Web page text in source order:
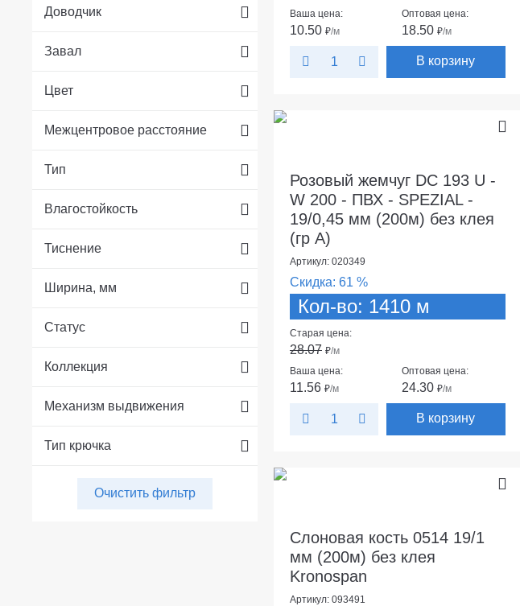
Доводчик
Завал
Цвет
Межцентровое расстояние
Тип
Влагостойкость
Тиснение
Ширина, мм
Статус
Коллекция
Механизм выдвижения
Тип крючка
Очистить фильтр
Ваша цена:
10.50 ₽/м
Оптовая цена:
18.50 ₽/м
В корзину
Розовый жемчуг DC 193 U -
W 200 - ПВХ - SPEZIAL -
19/0,45 мм (200м) без клея
(гр А)
Артикул: 020349
Скидка: 61 %
Кол-во: 1410 м
Старая цена:
28.07 ₽/м
Ваша цена:
11.56 ₽/м
Оптовая цена:
24.30 ₽/м
В корзину
Слоновая кость 0514 19/1
мм (200м) без клея
Kronospan
Артикул: 093491